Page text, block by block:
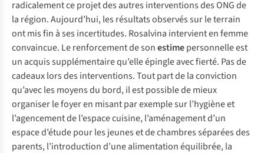
radicalement ce projet des autres interventions des ONG de
la région. Aujourd’hui, les résultats observés sur le terrain
ont mis fin à ses incertitudes. Rosalvina intervient en femme
convaincue. Le renforcement de sonestimepersonnelle est
un acquis supplémentaire qu’elle épingle avec fierté. Pas de
cadeaux lors des interventions. Tout part de la conviction
qu’avec les moyens du bord, il est possible de mieux
organiser le foyer en misant par exemple sur l’hygiène et
l’agencement de l’espace cuisine, l’aménagement d’un
espace d’étude pour les jeunes et de chambres séparées des
parents, l’introduction d’une alimentation équilibrée, la